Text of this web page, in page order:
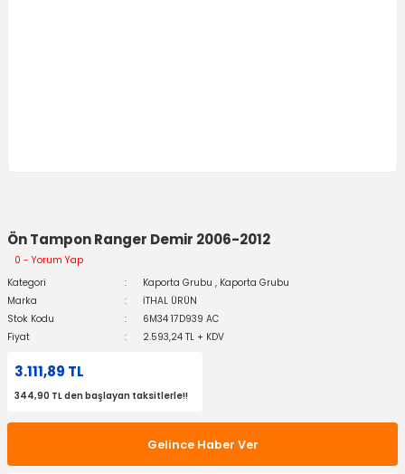
Ön Tampon Ranger Demir 2006-2012
0 - Yorum Yap
Kategori
Kaporta Grubu , Kaporta Grubu
Marka
İTHAL ÜRÜN
Stok Kodu
6M34 17D939 AC
Fiyat
2.593,24 TL + KDV
3.111,89 TL
344,90 TL den başlayan taksitlerle!!
Gelince Haber Ver